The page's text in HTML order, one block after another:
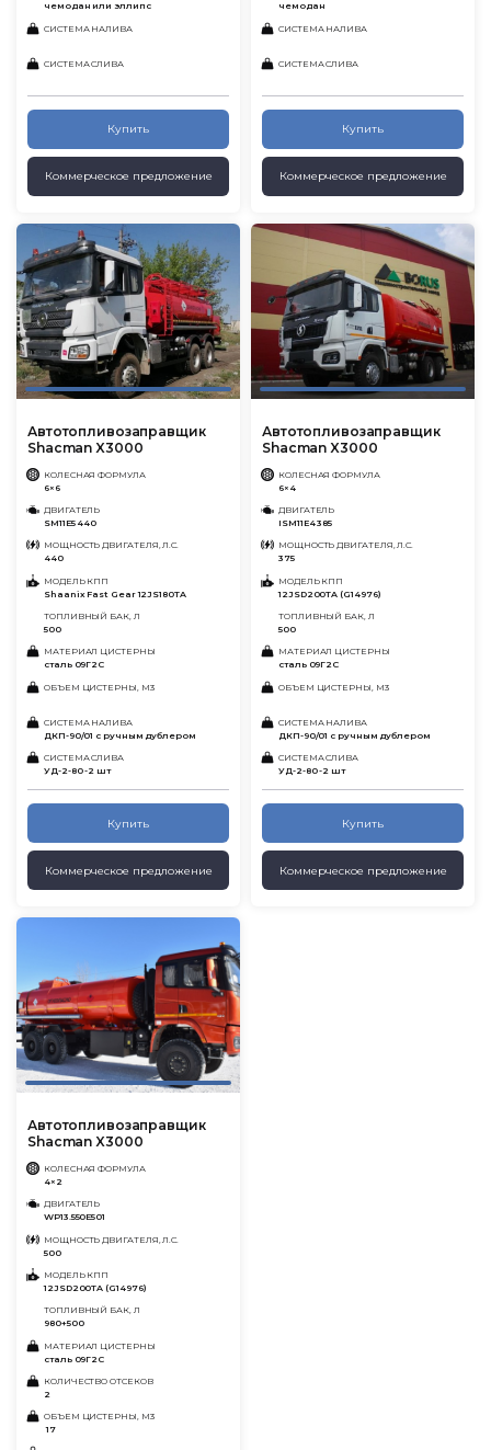
чемодан или эллипс
СИСТЕМА НАЛИВА
СИСТЕМА СЛИВА
Купить
Коммерческое предложение
чемодан
СИСТЕМА НАЛИВА
СИСТЕМА СЛИВА
Купить
Коммерческое предложение
Автотопливозаправщик
Shacman X3000
КОЛЕСНАЯ ФОРМУЛА
6×6
ДВИГАТЕЛЬ
SM11E5 440
МОЩНОСТЬ ДВИГАТЕЛЯ, Л.С.
440
МОДЕЛЬ КПП
Shaanix Fast Gear 12JS180TA
ТОПЛИВНЫЙ БАК, Л
500
МАТЕРИАЛ ЦИСТЕРНЫ
сталь 09Г2С
ОБЪЕМ ЦИСТЕРНЫ, М3
СИСТЕМА НАЛИВА
ДКП-90/01 с ручным дублером
СИСТЕМА СЛИВА
УД-2-80 -2 шт
Купить
Коммерческое предложение
Автотопливозаправщик
Shacman X3000
КОЛЕСНАЯ ФОРМУЛА
6×4
ДВИГАТЕЛЬ
ISM11E4 385
МОЩНОСТЬ ДВИГАТЕЛЯ, Л.С.
375
МОДЕЛЬ КПП
12JSD200TA (G14976)
ТОПЛИВНЫЙ БАК, Л
500
МАТЕРИАЛ ЦИСТЕРНЫ
сталь 09Г2С
ОБЪЕМ ЦИСТЕРНЫ, М3
СИСТЕМА НАЛИВА
ДКП-90/01 с ручным дублером
СИСТЕМА СЛИВА
УД-2-80 -2 шт
Купить
Коммерческое предложение
Автотопливозаправщик
Shacman X3000
КОЛЕСНАЯ ФОРМУЛА
4×2
ДВИГАТЕЛЬ
WP13.550E501
МОЩНОСТЬ ДВИГАТЕЛЯ, Л.С.
500
МОДЕЛЬ КПП
12JSD200TA (G14976)
ТОПЛИВНЫЙ БАК, Л
980+500
МАТЕРИАЛ ЦИСТЕРНЫ
сталь 09Г2С
КОЛИЧЕСТВО ОТСЕКОВ
2
ОБЪЕМ ЦИСТЕРНЫ, М3
17